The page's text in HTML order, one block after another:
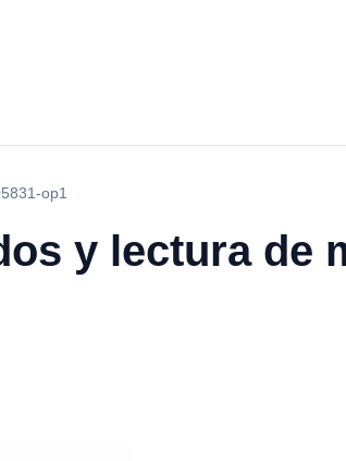
op1
y lectura de